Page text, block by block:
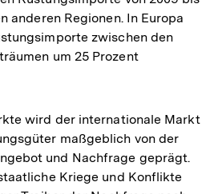
anderen Regionen. In Europa
zwischen den
um 25 Prozent
wird der internationale Markt
maßgeblich von der
und Nachfrage geprägt.
Kriege und Konflikte